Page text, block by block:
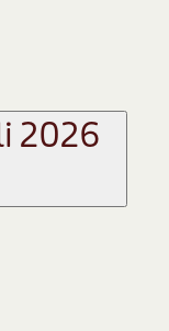
2026